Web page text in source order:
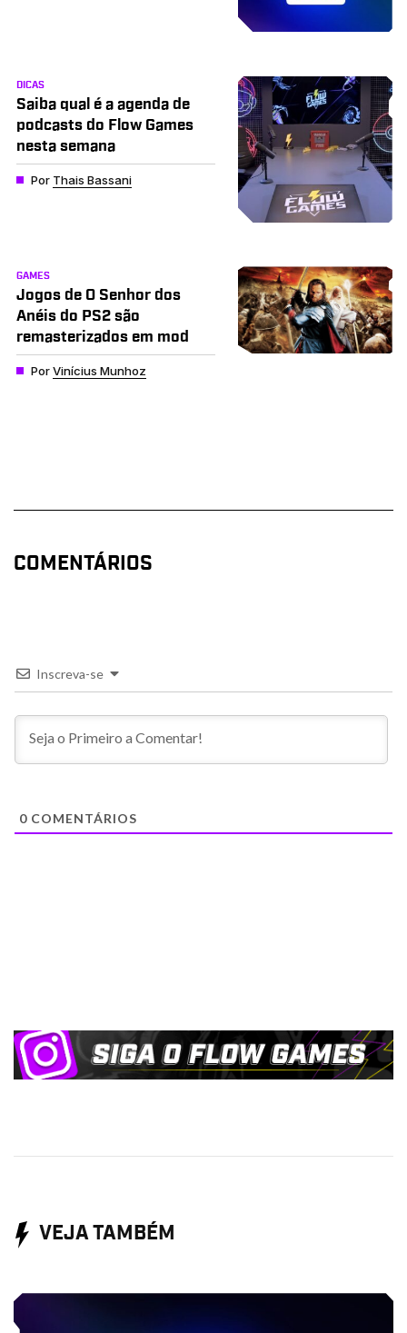
DICAS
Saiba qual é a agenda de
podcasts do Flow Games
nesta semana
Por Thais Bassani
GAMES
Jogos de O Senhor dos
Anéis do PS2 são
remasterizados em mod
PorVinícius Munhoz
COMENTÁRIOS
Inscreva-se
0 COMENTÁRIOS
VEJA TAMBÉM